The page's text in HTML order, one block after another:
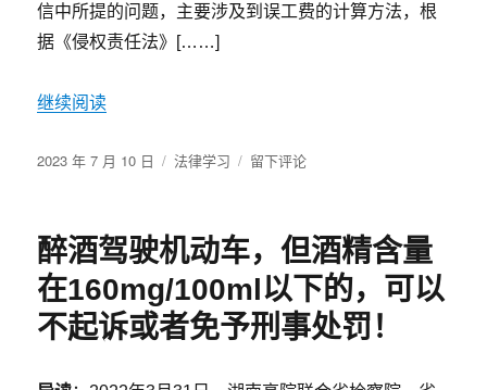
信中所提的问题，主要涉及到误工费的计算方法，根
据《侵权责任法》[……]
继续阅读
发
2023 年 7 月 10 日
分
法律学习
于
对
关
于
误
工
留下评论
醉酒驾驶机动车，但酒精含量
在160mg/100ml以下的，可以
不起诉或者免予刑事处罚！